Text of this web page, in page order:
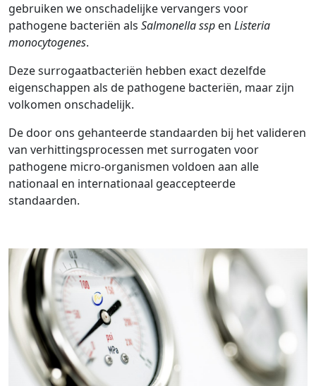
gebruiken we onschadelijke vervangers voor
pathogene bacteriën als Salmonella ssp en Listeria
monocytogenes.
Deze surrogaatbacteriën hebben exact dezelfde
eigenschappen als de pathogene bacteriën, maar zijn
volkomen onschadelijk.
De door ons gehanteerde standaarden bij het valideren
van verhittingsprocessen met surrogaten voor
pathogene micro-organismen voldoen aan alle
nationaal en internationaal geaccepteerde
standaarden.